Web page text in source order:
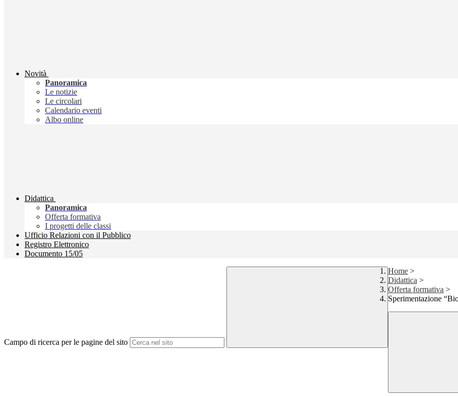
Novità
Panoramica
Le notizie
Le circolari
Calendario eventi
Albo online
Didattica
Panoramica
Offerta formativa
I progetti delle classi
Ufficio Relazioni con il Pubblico
Registro Elettronico
Documento 15/05
Campo di ricerca per le pagine del sito
Home >
Didattica >
Offerta formativa >
Sperimentazione